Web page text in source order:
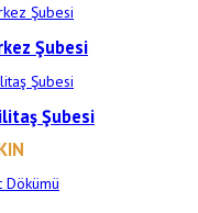
Şubesi
Şubesi